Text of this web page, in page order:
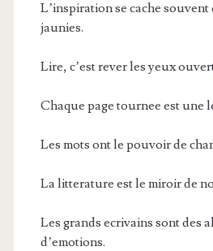
L’inspiration se cache souvent
jaunies.
Lire, c’est rever les yeux
Chaque page tournee est une
Les mots ont le pouvoir de
La litterature est le miroir de
Les grands ecrivains sont des
d’emotions.